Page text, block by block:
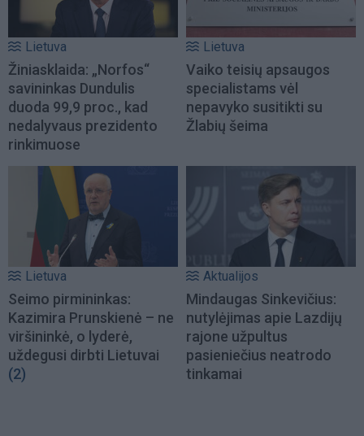
Lietuva
Žiniasklaida: „Norfos“
savininkas Dundulis
duoda 99,9 proc., kad
nedalyvaus prezidento
rinkimuose
Lietuva
Vaiko teisių apsaugos
specialistams vėl
nepavyko susitikti su
Žlabių šeima
Lietuva
Seimo pirmininkas:
Kazimira Prunskienė – ne
viršininkė, o lyderė,
uždegusi dirbti Lietuvai
(2)
Aktualijos
Mindaugas Sinkevičius:
nutylėjimas apie Lazdijų
rajone užpultus
pasieniečius neatrodo
tinkamai